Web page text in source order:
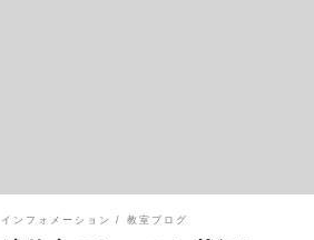
インフォメーション 教室ブログ